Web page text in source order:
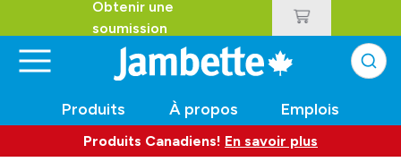
Obtenir une
soumission
Produits À propos Emplois
Produits Canadiens! En savoir plus